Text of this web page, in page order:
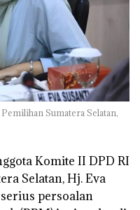
Sumatera Selatan,
Komite II DPD RI
Selatan, Hj. Eva
persoalan